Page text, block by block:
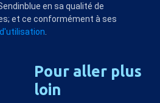
en sa qualité de
et ce conformément à ses
Pour aller plus
loin